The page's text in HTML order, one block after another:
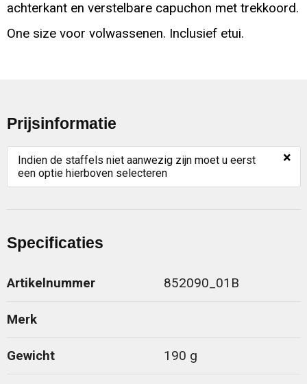
achterkant en verstelbare capuchon met trekkoord.
One size voor volwassenen. Inclusief etui.
Prijsinformatie
Indien de staffels niet aanwezig zijn moet u eerst
een optie hierboven selecteren
×
Specificaties
Artikelnummer 852090_01B
Merk
Gewicht 190 g